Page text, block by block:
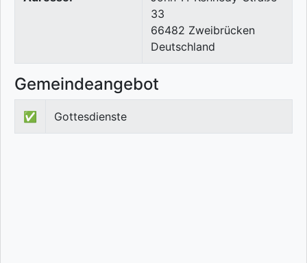
33
66482 Zweibrücken
Deutschland
Gemeindeangebot
✅ Gottesdienste